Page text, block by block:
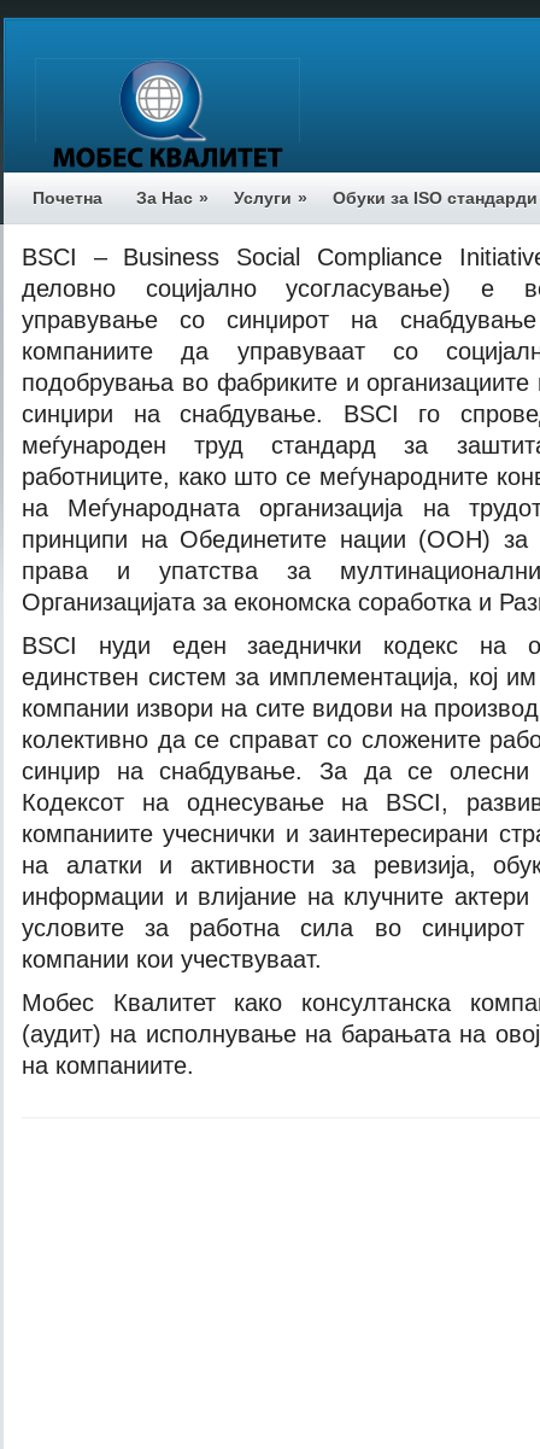
Почетна За Нас » Услуги » Обуки за ISO стандарди
BSCI – Business Social Compliance
деловно социјално усогласување) е
управување со синџирот на
компаниите да управуваат со
подобрувања во фабриките и организациите
синџири на снабдување. BSCI го
меѓународен труд стандард за
работниците, како што се меѓународните
на Меѓународната организација на
принципи на Обединетите нации (ООН) за
права и упатства за мултинационални
Организацијата за економска соработка и
BSCI нуди еден заеднички кодекс на
единствен систем за имплементација, кој
компании извори на сите видови на
колективно да се справат со сложените
синџир на снабдување. За да се олесни
Кодексот на однесување на BSCI,
компаниите учеснички и заинтересирани
на алатки и активности за ревизија,
информации и влијание на клучните
условите за работна сила во
компании кои учествуваат.
Мобес Квалитет како консултанска
(аудит) на исполнување на барањата на
на компаниите.